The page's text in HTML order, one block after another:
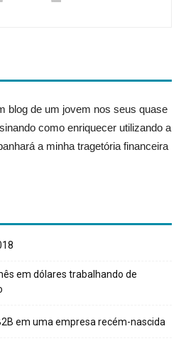
blog de um jovem nos seus quase
como enriquecer utilizando a
a minha tragetória financeira
em dólares trabalhando de
em uma empresa recém-nascida